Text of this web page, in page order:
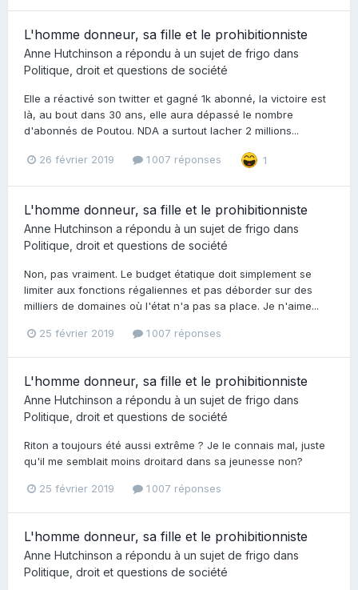
L'homme donneur, sa fille et le prohibitionniste
Anne Hutchinson a répondu à un sujet de frigo dans
Politique, droit et questions de société
Elle a réactivé son twitter et gagné 1k abonné, la victoire est
là, au bout dans 30 ans, elle aura dépassé le nombre
d'abonnés de Poutou. NDA a surtout lacher 2 millions...
26 février 2019 1 007 réponses 1
L'homme donneur, sa fille et le prohibitionniste
Anne Hutchinson a répondu à un sujet de frigo dans
Politique, droit et questions de société
Non, pas vraiment. Le budget étatique doit simplement se
limiter aux fonctions régaliennes et pas déborder sur des
milliers de domaines où l'état n'a pas sa place. Je n'aime...
25 février 2019 1 007 réponses
L'homme donneur, sa fille et le prohibitionniste
Anne Hutchinson a répondu à un sujet de frigo dans
Politique, droit et questions de société
Riton a toujours été aussi extrême ? Je le connais mal, juste
qu'il me semblait moins droitard dans sa jeunesse non?
25 février 2019 1 007 réponses
L'homme donneur, sa fille et le prohibitionniste
Anne Hutchinson a répondu à un sujet de frigo dans
Politique, droit et questions de société